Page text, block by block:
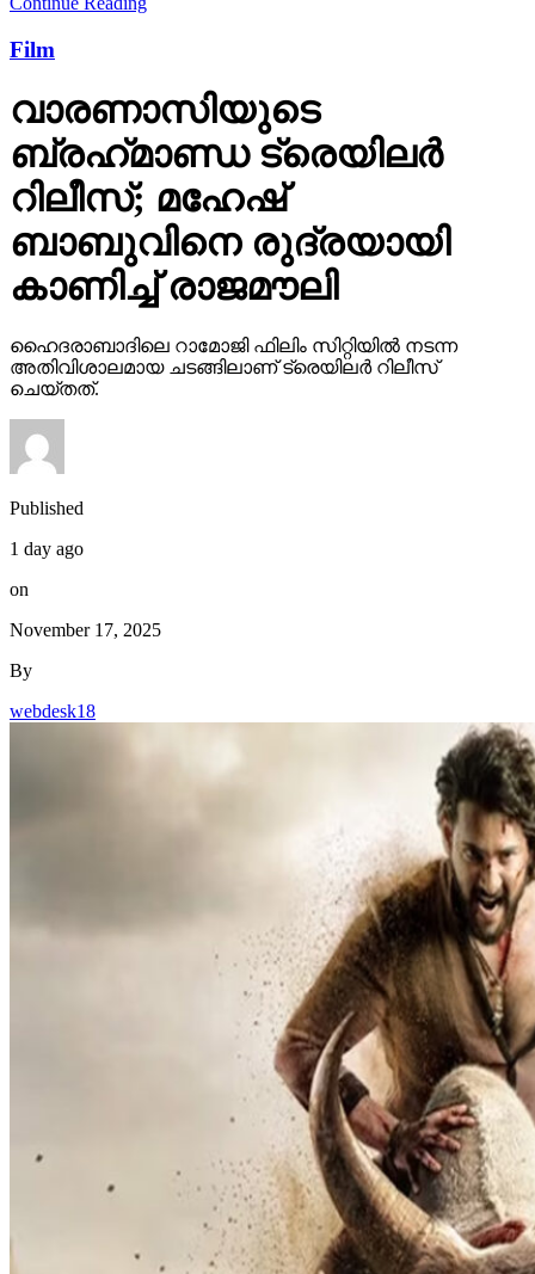
Film
വാരണാസിയുടെ
ബ്രഹ്‌മാണ്ഡ ട്രെയിലര്‍
റിലീസ്; മഹേഷ്
ബാബുവിനെ രുദ്രയായി
കാണിച്ച് രാജമൗലി
ഹൈദരാബാദിലെ റാമോജി ഫിലിം സിറ്റിയില്‍ നടന്ന
അതിവിശാലമായ ചടങ്ങിലാണ് ട്രെയിലര്‍ റിലീസ്
ചെയ്തത്.
Published
1 day ago
on
November 17, 2025
By
webdesk18